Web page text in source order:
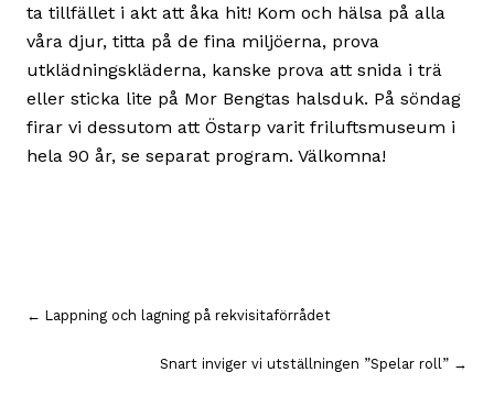
ta tillfället i akt att åka hit! Kom och hälsa på alla
våra djur, titta på de fina miljöerna, prova
utklädningskläderna, kanske prova att snida i trä
eller sticka lite på Mor Bengtas halsduk. På söndag
firar vi dessutom att Östarp varit friluftsmuseum i
hela 90 år, se separat program. Välkomna!
Inläggsnavigering
← Lappning och lagning på rekvisitaförrådet
Snart inviger vi utställningen ”Spelar roll” →